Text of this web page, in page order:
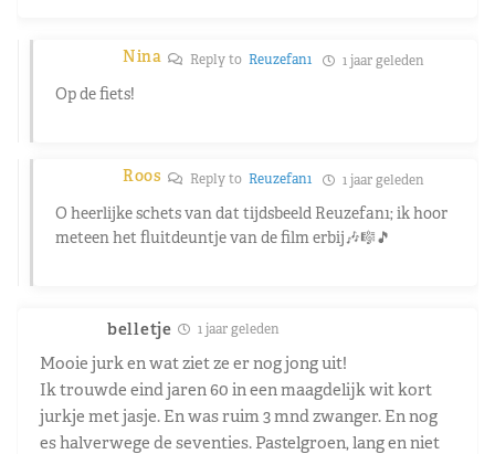
Nina Reply to Reuzefan1 1 jaar geleden
Op de fiets!
Roos Reply to Reuzefan1 1 jaar geleden
O heerlijke schets van dat tijdsbeeld Reuzefan1; ik hoor
meteen het fluitdeuntje van de film erbij🎶🎼🎵
belletje 1 jaar geleden
Mooie jurk en wat ziet ze er nog jong uit!
Ik trouwde eind jaren 60 in een maagdelijk wit kort
jurkje met jasje. En was ruim 3 mnd zwanger. En nog
es halverwege de seventies. Pastelgroen, lang en niet